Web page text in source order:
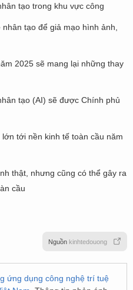
tạo trong khu vực công
tạo để giả mạo hình ảnh,
2025 sẽ mang lại những thay
tạo (AI) sẽ được Chính phủ
tới nền kinh tế toàn cầu năm
thật, nhưng cũng có thể gây ra
cầu
Nguồn kinhtedouong
ứng dụng công nghệ trí tuệ